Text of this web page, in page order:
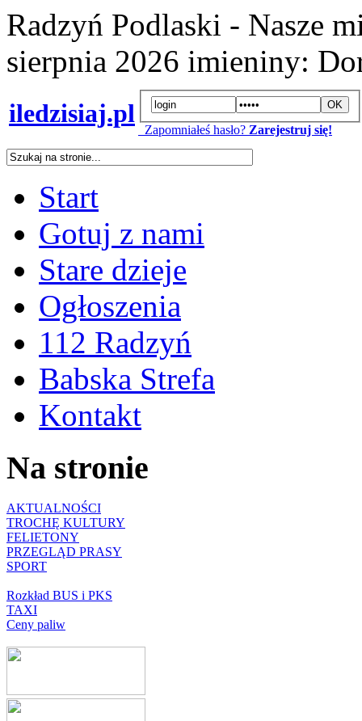
Radzyń Podlaski - Nasze
sierpnia 2026 imieniny:
iledzisiaj.pl
Zapomniałeś hasło? Zarejestruj się!
Start
Gotuj z nami
Stare dzieje
Ogłoszenia
112 Radzyń
Babska Strefa
Kontakt
Na stronie
AKTUALNOŚCI
TROCHĘ KULTURY
FELIETONY
PRZEGLĄD PRASY
SPORT
Rozkład BUS i PKS
TAXI
Ceny paliw